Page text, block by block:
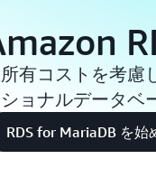
有コストを考慮
ョナルデータベ
RDS for MariaDB を始